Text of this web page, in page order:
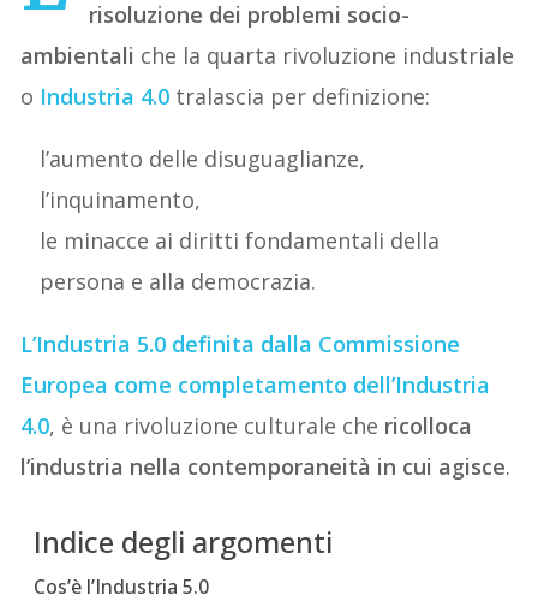
risoluzione dei problemi socio-
ambientali che la quarta rivoluzione industriale
o Industria 4.0 tralascia per definizione:
l’aumento delle disuguaglianze,
l’inquinamento,
le minacce ai diritti fondamentali della
persona e alla democrazia.
L’Industria 5.0 definita dalla Commissione
Europea come completamento dell’Industria
4.0, è una rivoluzione culturale che ricolloca
l’industria nella contemporaneità in cui agisce.
Indice degli argomenti
Cos’è l’Industria 5.0